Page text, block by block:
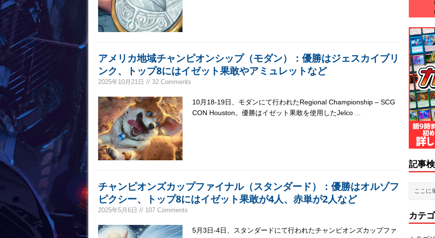
アメリカ地域チャンピオンシップ（モダン）：優勝はジェスカイブリ
ンク、トップ8にはイゼット果敢やアミュレットなど
2025年10月21日 // 32 Comments
10月18-19日、モダンにて行われたRegional Championship – SCG
CON Houston。優勝はイゼット果敢を使用したJelco
チャンピオンズカップファイナル（スタンダード）：優勝はオルゾフ
ピクシー、トップ8にはイゼット果敢が4人、赤単が2人など
2025年5月6日 // 107 Comments
5月3日-4日、スタンダードにて行われたチャンピオンズカップファ
記事
カテ